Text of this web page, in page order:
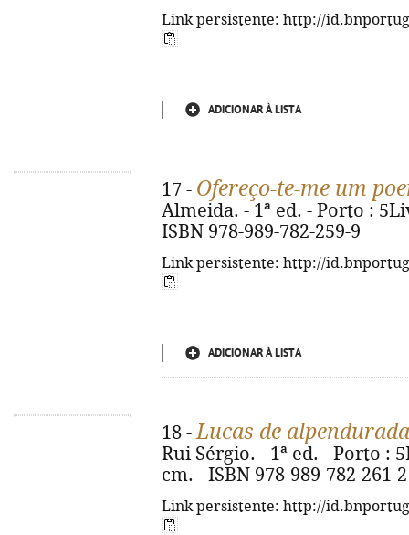
Link persistente: http://
ADICIONAR À LISTA
17 - Ofereço-te-me um
Almeida. - 1ª ed. - Porto :
ISBN 978-989-782-259-9
Link persistente: http://
ADICIONAR À LISTA
18 -Lucas de alpendurada
Rui Sérgio. - 1ª ed. - Porto :
cm. - ISBN 978-989-782-261-2
Link persistente: http://